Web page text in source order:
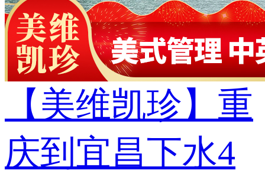
【美维凯珍】重
庆到宜昌下水4